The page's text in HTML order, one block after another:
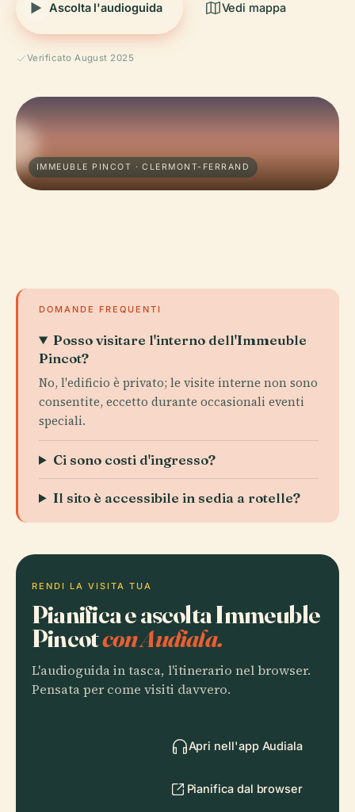
Ascolta l'audioguida Vedi mappa
Verificato August 2025
IMMEUBLE PINCOT · CLERMONT-FERRAND
DOMANDE FREQUENTI
Posso visitare l'interno dell'Immeuble
Pincot?
No, l'edificio è privato; le visite interne non sono
consentite, eccetto durante occasionali eventi
speciali.
Ci sono costi d'ingresso?
Il sito è accessibile in sedia a rotelle?
RENDI LA VISITA TUA
Pianifica e ascolta Immeuble
Pincotcon Audiala.
L'audioguida in tasca, l'itinerario nel browser.
Pensata per come visiti davvero.
Apri nell'app Audiala
Pianifica dal browser